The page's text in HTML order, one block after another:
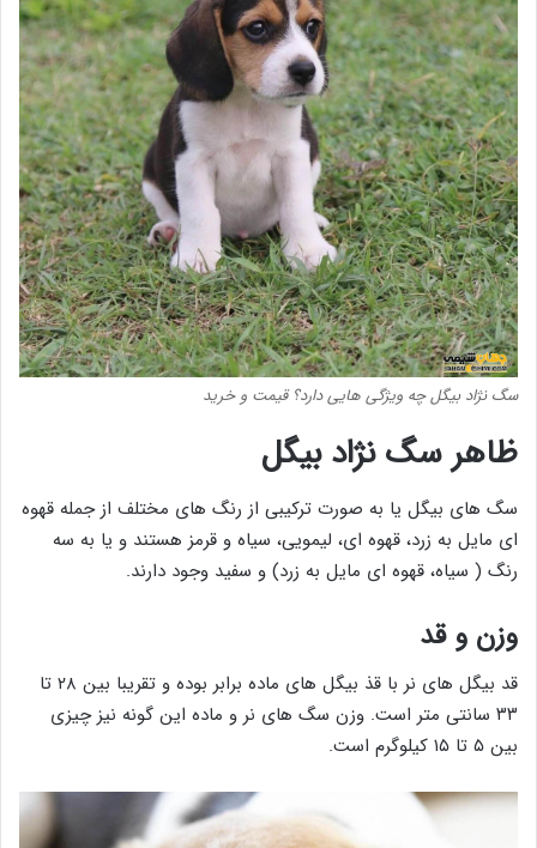
سگ نژاد بیگل چه ویژگی هایی دارد؟ قیمت و خرید
ظاهر سگ نژاد بیگل
سگ های بیگل یا به صورت ترکیبی از رنگ های مختلف از جمله قهوه
ای مایل به زرد، قهوه ای، لیمویی، سیاه و قرمز هستند و یا به سه
رنگ ( سیاه، قهوه ای مایل به زرد) و سفید وجود دارند.
وزن و قد
قد بیگل های نر با قذ بیگل های ماده برابر بوده و تقریبا بین ۲۸ تا
۳۳ سانتی متر است. وزن سگ های نر و ماده این گونه نیز چیزی
بین ۵ تا ۱۵ کیلوگرم است.